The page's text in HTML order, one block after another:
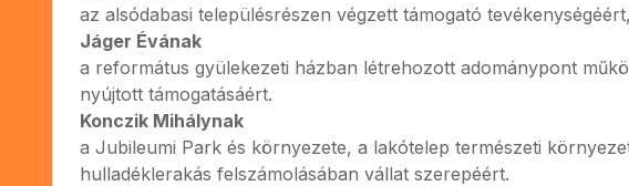
az alsódabasi településrészen végzett támogató
Jáger Évának
a református gyülekezeti házban létrehozott adománypont
nyújtott támogatásáért.
Konczik Mihálynak
a Jubileumi Park és környezete, a lakótelep természeti
hulladéklerakás felszámolásában vállat szerepéért.